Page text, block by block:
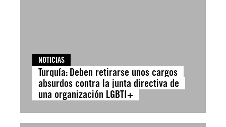
NOTICIAS
Turquía: Deben retirarse unos cargos
absurdos contra la junta directiva de
una organización LGBTI+